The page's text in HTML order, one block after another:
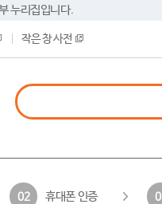
누리집입니다.
작은 창 사전
02 휴대폰 인증